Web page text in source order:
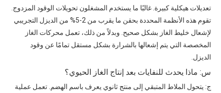
تعديلات هيكلية كبيرة. غالبًا ما يستخدم المشغلون تحويلات الوقود المزدوج.
تقوم هذه الأنظمة المحددة بحقن ما يقرب من 2-5% من الديزل التجريبي
لإشعال خليط الغاز بشكل صحيح. وبدلاً من ذلك، تعمل محركات الغاز
المخصصة التي يتم إشعالها بالشرارة بشكل مستقل تمامًا عن وقود
الديزل.
س: ماذا يحدث للنفايات بعد إنتاج الغاز الحيوي؟
ج: يتحول الملاط المتبقي إلى منتج ثانوي يعرف باسم الهضم. تعمل عملية